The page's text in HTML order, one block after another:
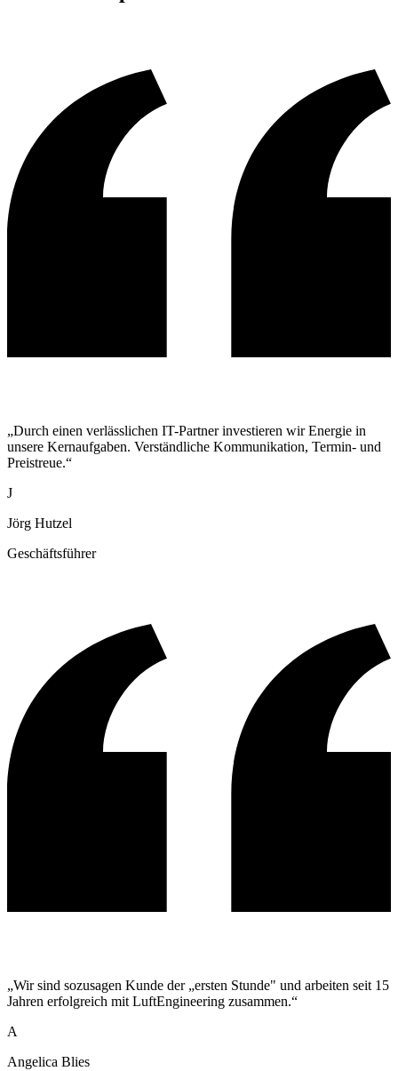
„Durch einen verlässlichen IT-Partner investieren wir Energie in
unsere Kernaufgaben. Verständliche Kommunikation, Termin- und
Preistreue.“
J
Jörg Hutzel
Geschäftsführer
„Wir sind sozusagen Kunde der „ersten Stunde" und arbeiten seit 15
Jahren erfolgreich mit LuftEngineering zusammen.“
A
Angelica Blies